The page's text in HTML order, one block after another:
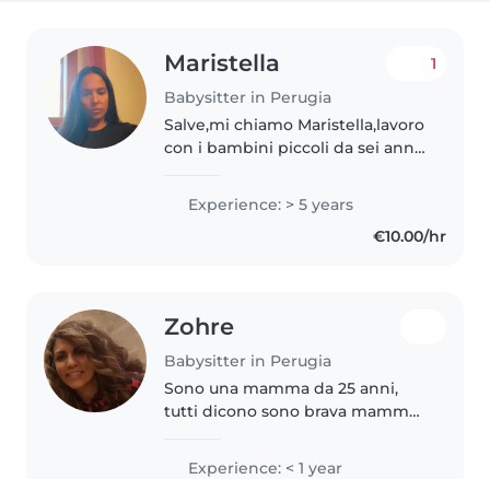
Maristella
Babysitter in Perugia
1
Salve,mi chiamo Maristella,lavoro
con i bambini piccoli da sei anni
grande di 4 anni la piccola di 4
mesi,principalmente mi
prendevo cura della piccola..
Experience: > 5 years
€10.00/hr
Zohre
Babysitter in Perugia
Sono una mamma da 25 anni,
tutti dicono sono brava mamma
Experience: < 1 year